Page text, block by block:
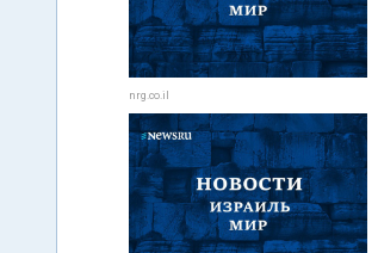
nrg.co.il